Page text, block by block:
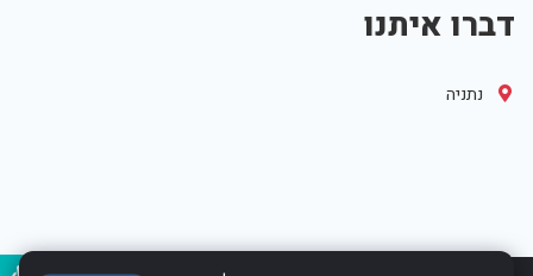
דברו איתנו
נתניה